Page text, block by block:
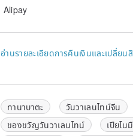
Alipay
อ่านรายละเอียดการคืนเงินและเปลี่ยน
ทานาบาตะ วันวาเลนไทน์จีน
ของขวัญวันวาเลนไทน์
เปียโน